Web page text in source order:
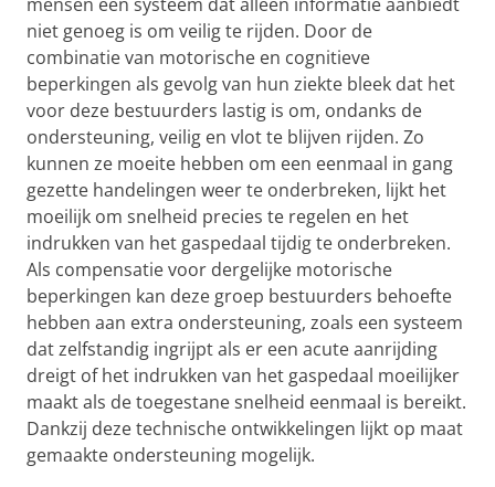
niet genoeg is om veilig te rijden. Door de
combinatie van motorische en cognitieve
beperkingen als gevolg van hun ziekte bleek dat het
voor deze bestuurders lastig is om, ondanks de
ondersteuning, veilig en vlot te blijven rijden. Zo
kunnen ze moeite hebben om een eenmaal in gang
gezette handelingen weer te onderbreken, lijkt het
moeilijk om snelheid precies te regelen en het
indrukken van het gaspedaal tijdig te onderbreken.
Als compensatie voor dergelijke motorische
beperkingen kan deze groep bestuurders behoefte
hebben aan extra ondersteuning, zoals een systeem
dat zelfstandig ingrijpt als er een acute aanrijding
dreigt of het indrukken van het gaspedaal moeilijker
maakt als de toegestane snelheid eenmaal is bereikt.
Dankzij deze technische ontwikkelingen lijkt op maat
gemaakte ondersteuning mogelijk.